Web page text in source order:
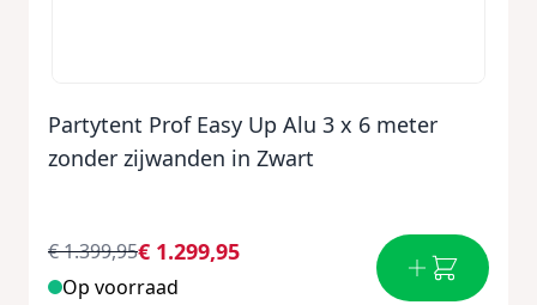
Partytent Prof Easy Up Alu 3 x 6 meter
zonder zijwanden in Zwart
€ 1.299,95
€ 1.399,95
Op voorraad